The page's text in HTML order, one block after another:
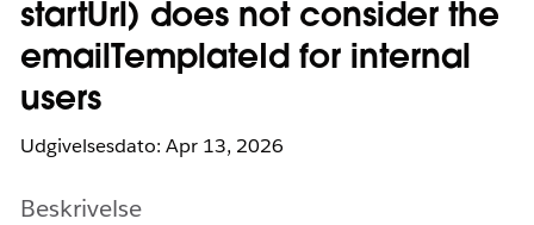
startUrl) does not consider the
emailTemplateId for internal
users
Udgivelsesdato: Apr 13, 2026
Beskrivelse